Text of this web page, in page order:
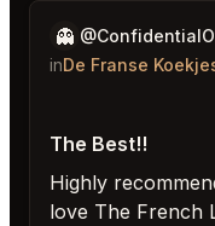
👻
in
The Best!!
Highly
love The French